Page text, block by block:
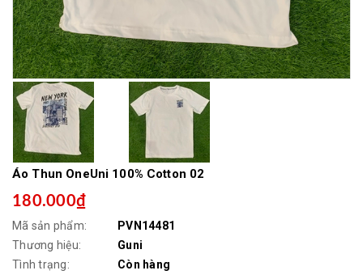
Áo Thun OneUni 100% Cotton 02
180.000₫
Mã sản phẩm:
PVN14481
Thương hiệu:
Guni
Tình trạng:
Còn hàng